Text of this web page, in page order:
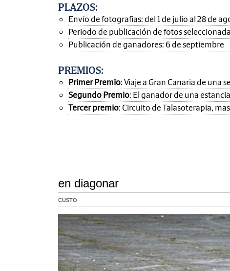
PLAZOS:
Envío de fotografías: del 1 de julio al 28 de
Periodo de publicación de fotos
Publicación de ganadores: 6 de septiembre
PREMIOS:
Primer Premio: Viaje a Gran Canaria de una
Segundo Premio: El ganador de una
Tercer premio: Circuito de Talasoterapia,
en diagonar
CUSTO